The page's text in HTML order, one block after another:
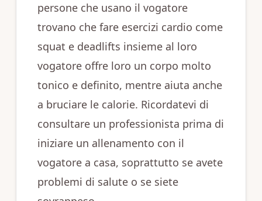
persone che usano il vogatore
trovano che fare esercizi cardio come
squat e deadlifts insieme al loro
vogatore offre loro un corpo molto
tonico e definito, mentre aiuta anche
a bruciare le calorie. Ricordatevi di
consultare un professionista prima di
iniziare un allenamento con il
vogatore a casa, soprattutto se avete
problemi di salute o se siete